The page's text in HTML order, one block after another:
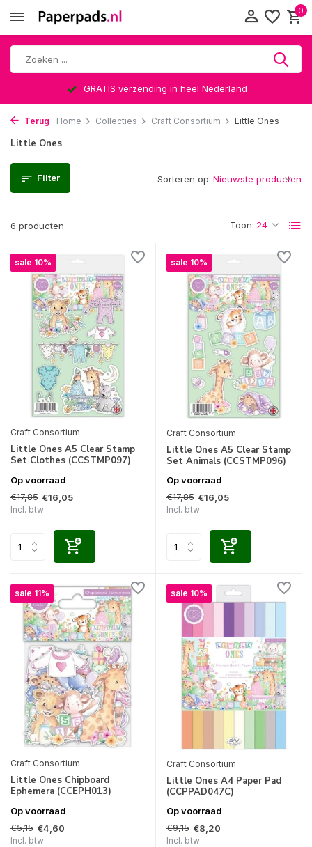
0
GRATIS verzending in heel Nederland
Terug Home Collecties Craft Consortium Little Ones
Little Ones
Filter
6 producten Toon:
Sorteren op:
sale 10%
Craft Consortium
Little Ones A5 Clear Stamp
Set Clothes (CCSTMP097)
Op voorraad
€17,85 €16,05
Incl. btw
sale 10%
Craft Consortium
Little Ones A5 Clear Stamp
Set Animals (CCSTMP096)
Op voorraad
€17,85 €16,05
Incl. btw
sale 11%
Craft Consortium
Little Ones Chipboard
Ephemera (CCEPH013)
Op voorraad
€5,15 €4,60
Incl. btw
sale 10%
Craft Consortium
Little Ones A4 Paper Pad
(CCPPAD047C)
Op voorraad
€9,15 €8,20
Incl. btw